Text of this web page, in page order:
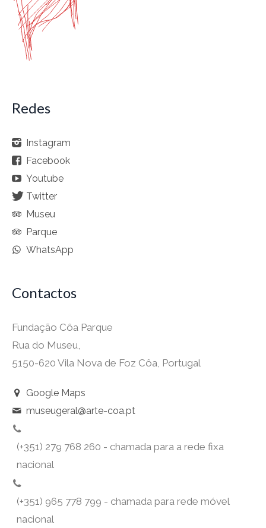
Redes
Instagram
Facebook
Youtube
Twitter
Museu
Parque
WhatsApp
Contactos
Fundação Côa Parque
Rua do Museu,
5150-620 Vila Nova de Foz Côa, Portugal
Google Maps
museugeral@arte-coa.pt
(+351) 279 768 260 - chamada para a rede fixa
nacional
(+351) 965 778 799 - chamada para rede móvel
nacional